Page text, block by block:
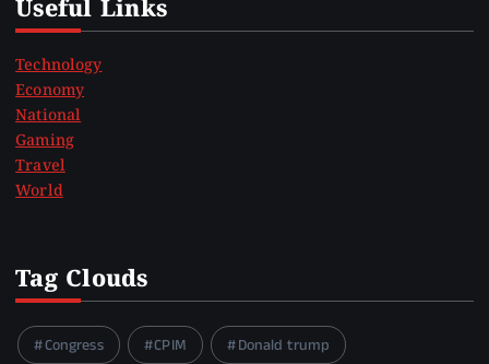
Useful Links
Technology
Economy
National
Gaming
Travel
World
Tag Clouds
Congress CPIM
Donald trump